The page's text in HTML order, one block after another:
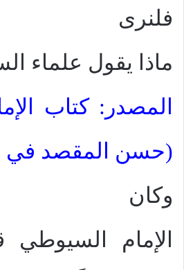
فلنرى
ماذا يقول علماء
المصدر: كتاب
(حسن المقصد في
وكان
الإمام